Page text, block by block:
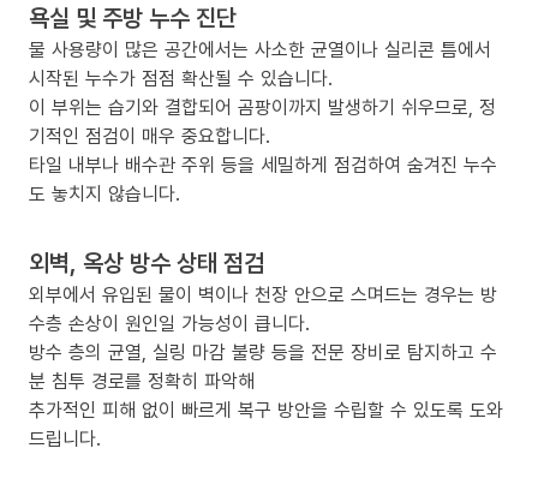
욕실 및 주방 누수 진단
물 사용량이 많은 공간에서는 사소한 균열이나 실리콘 틈에서
시작된 누수가 점점 확산될 수 있습니다.
이 부위는 습기와 결합되어 곰팡이까지 발생하기 쉬우므로, 정
기적인 점검이 매우 중요합니다.
타일 내부나 배수관 주위 등을 세밀하게 점검하여 숨겨진 누수
도 놓치지 않습니다.
외벽, 옥상 방수 상태 점검
외부에서 유입된 물이 벽이나 천장 안으로 스며드는 경우는 방
수층 손상이 원인일 가능성이 큽니다.
방수 층의 균열, 실링 마감 불량 등을 전문 장비로 탐지하고 수
분 침투 경로를 정확히 파악해
추가적인 피해 없이 빠르게 복구 방안을 수립할 수 있도록 도와
드립니다.